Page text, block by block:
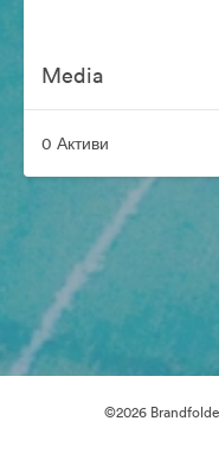
Media
0 Активи
©2026